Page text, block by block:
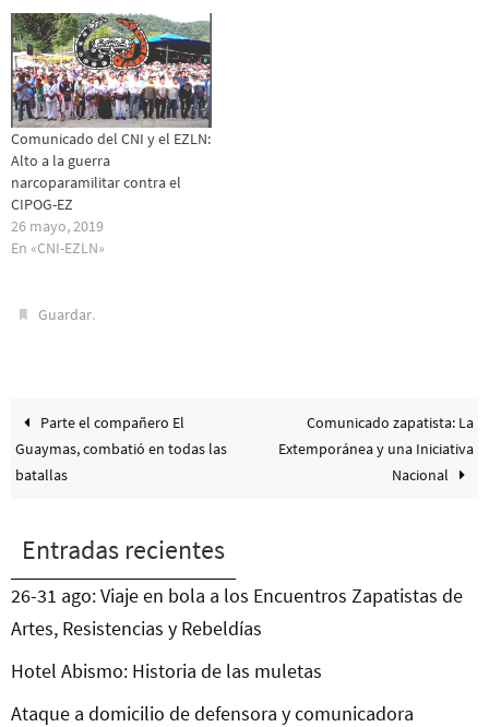
Comunicado del CNI y el EZLN:
Alto a la guerra
narcoparamilitar contra el
CIPOG-EZ
26 mayo, 2019
En «CNI-EZLN»
Guardar.
Parte el compañero El
Guaymas, combatió en todas las
batallas
Comunicado zapatista: La
Extemporánea y una Iniciativa
Nacional
Entradas recientes
26-31 ago: Viaje en bola a los Encuentros Zapatistas de
Artes, Resistencias y Rebeldías
Hotel Abismo: Historia de las muletas
Ataque a domicilio de defensora y comunicadora